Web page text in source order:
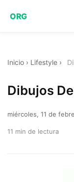
ORG
Inicio › Lifestyle ›
Dibujos
miércoles, 11 de
11 min de lectura